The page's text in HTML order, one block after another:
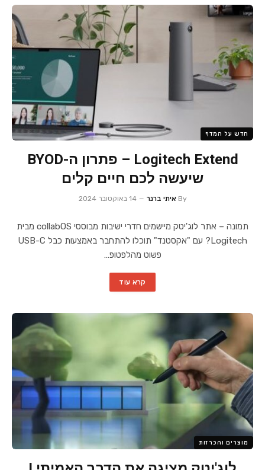
חדש על המדף
Logitech Extend – פתרון ה-BYOD
שיעשה לכם חיים קלים
By איתי ברנר 14 באוקטובר 2024
תמונה – אתר לוג'יטק מיישמים חדרי ישיבות מבוססי collabOS מבית
Logitech? עם "אקסטנד" תוכלו להתחבר באמצעות כבל USB-C
פשוט מהלפטופ…
קרא עוד
מוצרים והכרזות